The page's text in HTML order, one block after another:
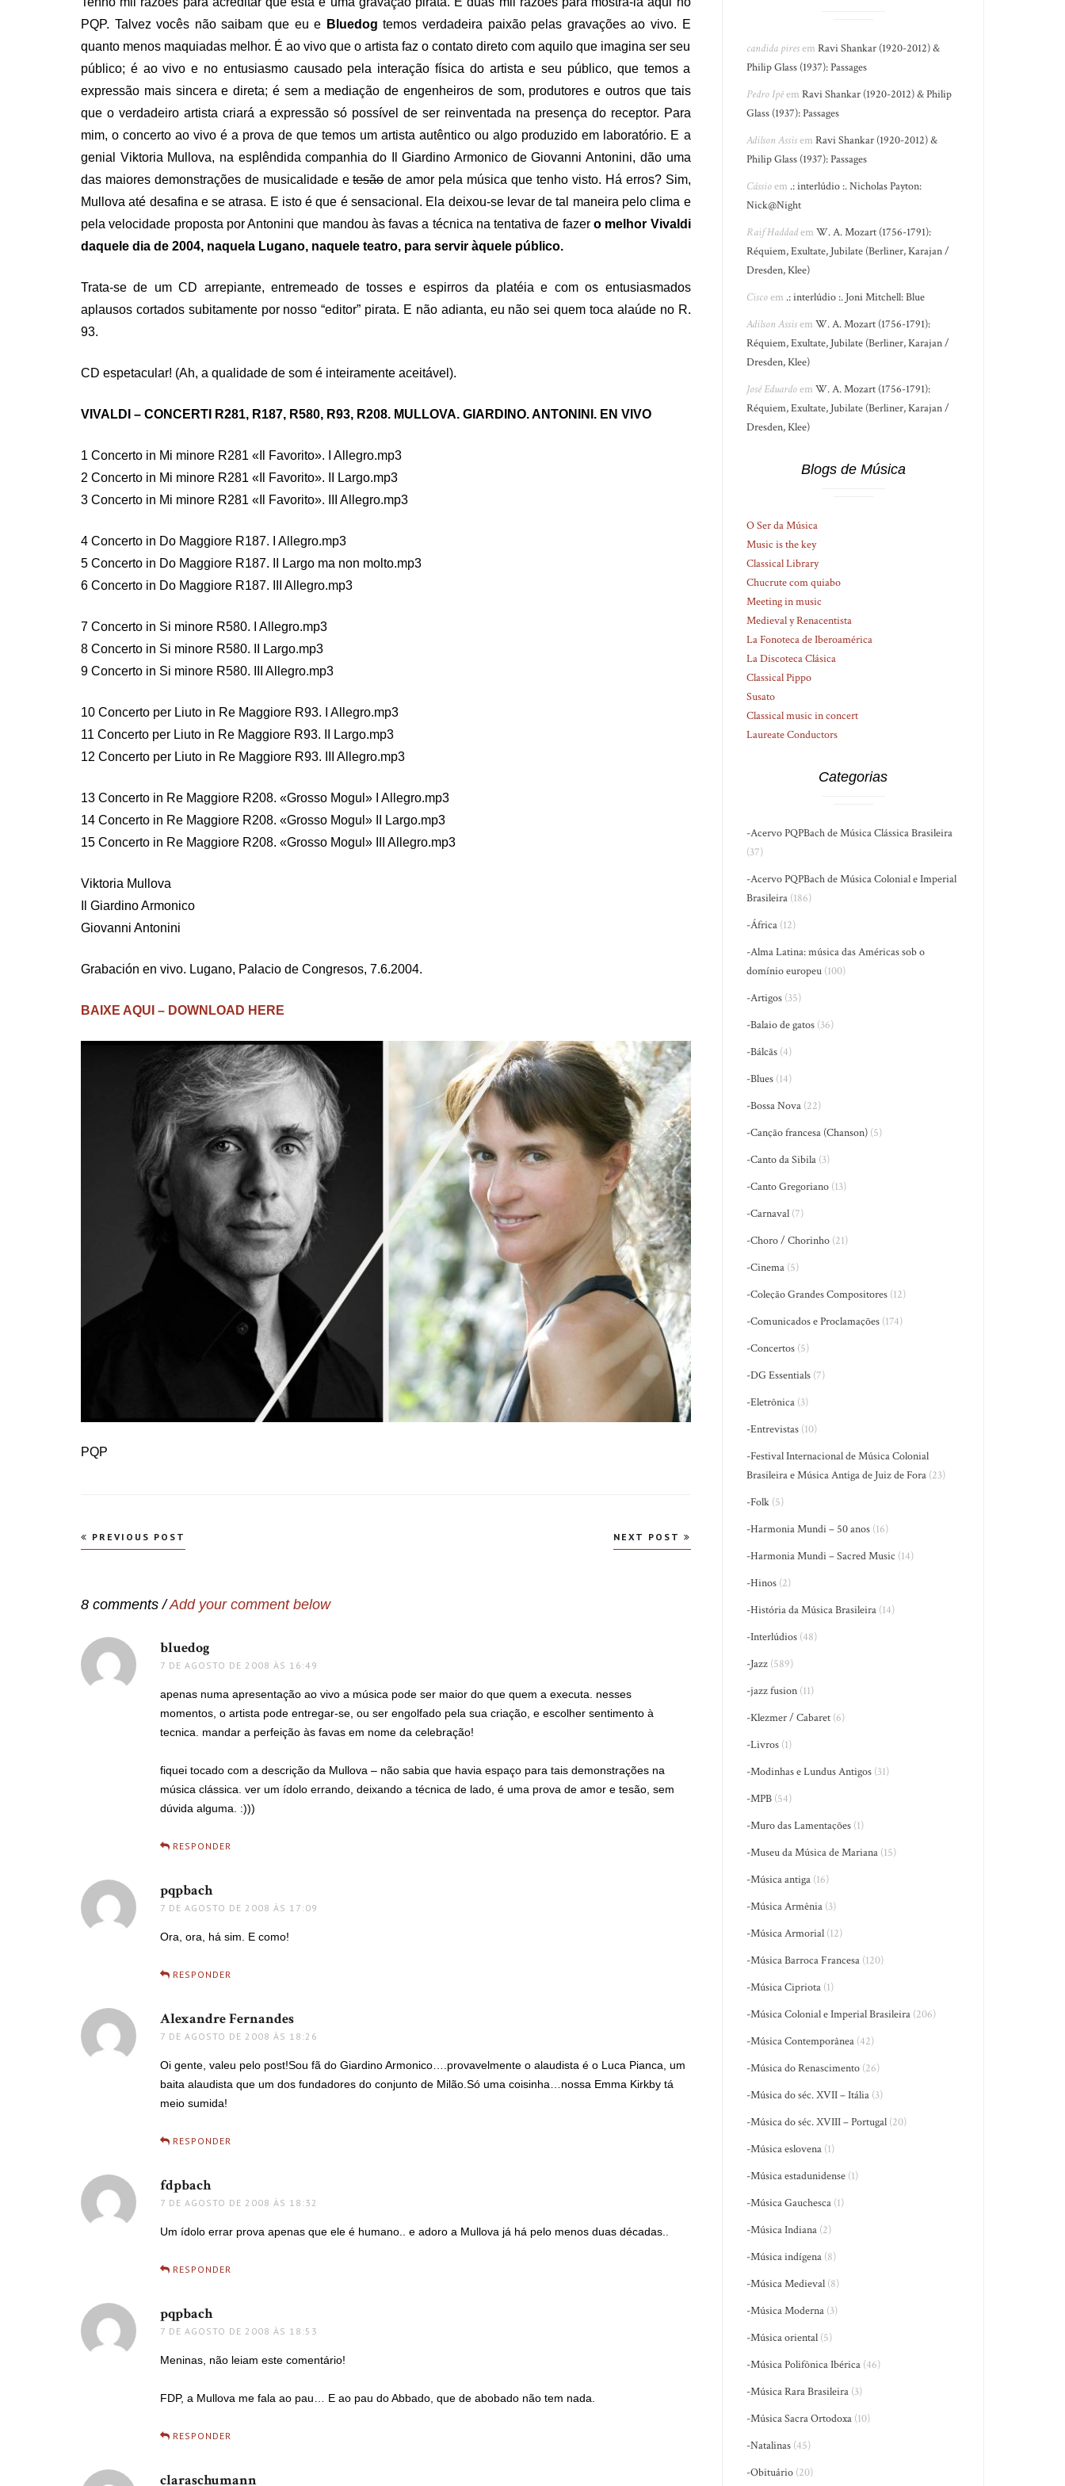
PQP. Talvez vocês não saibam que eu e Bluedog temos verdadeira paixão pelas gravações ao vivo. E
quanto menos maquiadas melhor. É ao vivo que o artista faz o contato direto com aquilo que imagina ser seu
público; é ao vivo e no entusiasmo causado pela interação física do artista e seu público, que temos a
expressão mais sincera e direta; é sem a mediação de engenheiros de som, produtores e outros que tais
que o verdadeiro artista criará a expressão só possível de ser reinventada na presença do receptor. Para
mim, o concerto ao vivo é a prova de que temos um artista autêntico ou algo produzido em laboratório. E a
genial Viktoria Mullova, na esplêndida companhia do Il Giardino Armonico de Giovanni Antonini, dão uma
das maiores demonstrações de musicalidade etesãode amor pela música que tenho visto. Há erros? Sim,
Mullova até desafina e se atrasa. E isto é que é sensacional. Ela deixou-se levar de tal maneira pelo clima e
pela velocidade proposta por Antonini que mandou às favas a técnica na tentativa de fazer o melhor Vivaldi
daquele dia de 2004, naquela Lugano, naquele teatro, para servir àquele público.
Trata-se de um CD arrepiante, entremeado de tosses e espirros da platéia e com os entusiasmados
aplausos cortados subitamente por nosso “editor” pirata. E não adianta, eu não sei quem toca alaúde no R.
93.
CD espetacular! (Ah, a qualidade de som é inteiramente aceitável).
VIVALDI – CONCERTI R281, R187, R580, R93, R208. MULLOVA. GIARDINO. ANTONINI. EN VIVO
1 Concerto in Mi minore R281 «Il Favorito». I Allegro.mp3
2 Concerto in Mi minore R281 «Il Favorito». II Largo.mp3
3 Concerto in Mi minore R281 «Il Favorito». III Allegro.mp3
4 Concerto in Do Maggiore R187. I Allegro.mp3
5 Concerto in Do Maggiore R187. II Largo ma non molto.mp3
6 Concerto in Do Maggiore R187. III Allegro.mp3
7 Concerto in Si minore R580. I Allegro.mp3
8 Concerto in Si minore R580. II Largo.mp3
9 Concerto in Si minore R580. III Allegro.mp3
10 Concerto per Liuto in Re Maggiore R93. I Allegro.mp3
11 Concerto per Liuto in Re Maggiore R93. II Largo.mp3
12 Concerto per Liuto in Re Maggiore R93. III Allegro.mp3
13 Concerto in Re Maggiore R208. «Grosso Mogul» I Allegro.mp3
14 Concerto in Re Maggiore R208. «Grosso Mogul» II Largo.mp3
15 Concerto in Re Maggiore R208. «Grosso Mogul» III Allegro.mp3
Viktoria Mullova
Il Giardino Armonico
Giovanni Antonini
Grabación en vivo. Lugano, Palacio de Congresos, 7.6.2004.
BAIXE AQUI – DOWNLOAD HERE
PQP
Navegação
PREVIOUS POST NEXT POST
8 comments /Add your comment below
bluedog
7 DE AGOSTO DE 2008 ÀS 16:49
apenas numa apresentação ao vivo a música pode ser maior do que quem a executa. nesses
momentos, o artista pode entregar-se, ou ser engolfado pela sua criação, e escolher sentimento à
tecnica. mandar a perfeição às favas em nome da celebração!
fiquei tocado com a descrição da Mullova – não sabia que havia espaço para tais demonstrações na
música clássica. ver um ídolo errando, deixando a técnica de lado, é uma prova de amor e tesão, sem
dúvida alguma. :)))
RESPONDER
pqpbachdisse:
7 DE AGOSTO DE 2008 ÀS 17:09
Ora, ora, há sim. E como!
RESPONDER
Alexandre Fernandes
7 DE AGOSTO DE 2008 ÀS 18:26
Oi gente, valeu pelo post!Sou fã do Giardino Armonico….provavelmente o alaudista é o Luca Pianca, um
baita alaudista que um dos fundadores do conjunto de Milão.Só uma coisinha…nossa Emma Kirkby tá
meio sumida!
RESPONDER
fdpbachdisse:
7 DE AGOSTO DE 2008 ÀS 18:32
Um ídolo errar prova apenas que ele é humano.. e adoro a Mullova já há pelo menos duas décadas..
RESPONDER
pqpbachdisse:
7 DE AGOSTO DE 2008 ÀS 18:53
Meninas, não leiam este comentário!
FDP, a Mullova me fala ao pau… E ao pau do Abbado, que de abobado não tem nada.
RESPONDER
claraschumann
candida piresemRavi Shankar (1920-2012) &
Philip Glass (1937): Passages
Pedro IpêemRavi Shankar (1920-2012) & Philip
Glass (1937): Passages
Adilson AssisemRavi Shankar (1920-2012) &
Philip Glass (1937): Passages
Cássioem .: interlúdio :. Nicholas Payton:
Nick@Night
Raif HaddademW. A. Mozart (1756-1791):
Réquiem, Exultate, Jubilate (Berliner, Karajan /
Dresden, Klee)
Ciscoem .: interlúdio :. Joni Mitchell: Blue
Adilson AssisemW. A. Mozart (1756-1791):
Réquiem, Exultate, Jubilate (Berliner, Karajan /
Dresden, Klee)
José EduardoemW. A. Mozart (1756-1791):
Réquiem, Exultate, Jubilate (Berliner, Karajan /
Dresden, Klee)
Blogs de Música
O Ser da Música
Music is the key
Classical Library
Chucrute com quiabo
Meeting in music
Medieval y Renacentista
La Fonoteca de Iberoamérica
La Discoteca Clásica
Classical Pippo
Susato
Classical music in concert
Laureate Conductors
Categorias
-Acervo PQPBach de Música Clássica Brasileira
(37)
-Acervo PQPBach de Música Colonial e Imperial
Brasileira (186)
-África (12)
-Alma Latina: música das Américas sob o
domínio europeu (100)
-Artigos (35)
-Balaio de gatos (36)
-Bálcãs (4)
-Blues (14)
-Bossa Nova (22)
-Canção francesa (Chanson) (5)
-Canto da Sibila (3)
-Canto Gregoriano (13)
-Carnaval (7)
-Choro / Chorinho (21)
-Cinema (5)
-Coleção Grandes Compositores (12)
-Comunicados e Proclamações (174)
-Concertos (5)
-DG Essentials (7)
-Eletrônica (3)
-Entrevistas (10)
-Festival Internacional de Música Colonial
Brasileira e Música Antiga de Juiz de Fora (23)
-Folk (5)
-Harmonia Mundi – 50 anos (16)
-Harmonia Mundi – Sacred Music (14)
-Hinos (2)
-História da Música Brasileira (14)
-Interlúdios (48)
-Jazz (589)
-jazz fusion (11)
-Klezmer / Cabaret (6)
-Livros (1)
-Modinhas e Lundus Antigos (31)
-MPB (54)
-Muro das Lamentações (1)
-Museu da Música de Mariana (15)
-Música antiga (16)
-Música Armênia (3)
-Música Armorial (12)
-Música Barroca Francesa (120)
-Música Cipriota (1)
-Música Colonial e Imperial Brasileira (206)
-Música Contemporânea (42)
-Música do Renascimento (26)
-Música do séc. XVII – Itália (3)
-Música do séc. XVIII – Portugal (20)
-Música eslovena (1)
-Música estadunidense (1)
-Música Gauchesca (1)
-Música Indiana (2)
-Música indígena (8)
-Música Medieval (8)
-Música Moderna (3)
-Música oriental (5)
-Música Polifônica Ibérica (46)
-Música Rara Brasileira (3)
-Música Sacra Ortodoxa (10)
-Natalinas (45)
-Obituário (20)